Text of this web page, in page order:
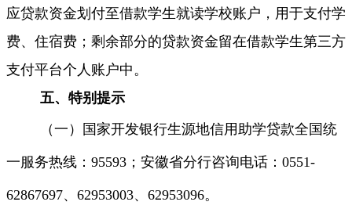
应贷款资金划付至借款学生就读学校账户，用于支付学
费、住宿费；剩余部分的贷款资金留在借款学生第三方
支付平台个人账户中。
五、特别提示
（一）国家开发银行生源地信用助学贷款全国统
一服务热线：95593 ；安徽省分行咨询电话： 0551-
62867697、 62953003、 62953096。